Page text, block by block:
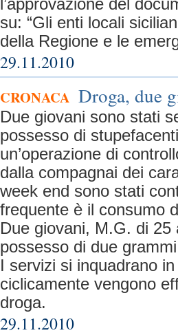
l’approvazione del
su: “Gli enti locali
della Regione e le
29.11.2010
CRONACA Droga, due
Due giovani sono stati
possesso di
un’operazione di
dalla compagnai dei
week end sono stati
frequente è il consumo
Due giovani, M.G. di
possesso di due
I servizi si inquadrano
ciclicamente vengono
droga.
29.11.2010